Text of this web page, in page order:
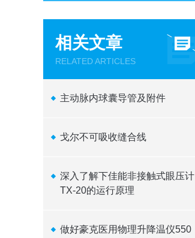
相关文章
RELATED ARTICLES
主动脉内球囊导管及附件
戈尔不可吸收缝合线
深入了解下佳能非接触式眼压计
TX-20的运行原理
做好豪克医用物理升降温仪550